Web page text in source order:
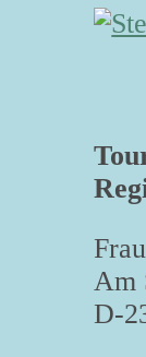
Am
D-